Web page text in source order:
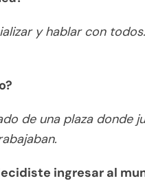
y hablar con
de una plaza donde
ingresar al